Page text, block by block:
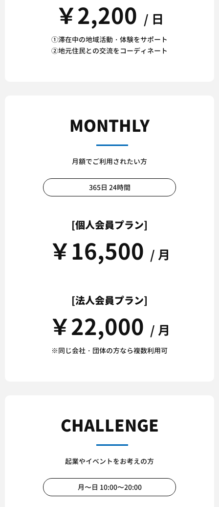
￥2,200 / 日
①滞在中の地域活動・体験をサポート
②地元住民との交流をコーディネート
MONTHLY
月額でご利用されたい方
365日 24時間
[個人会員プラン]
￥16,500 / 月
[法人会員プラン]
￥22,000 / 月
※同じ会社・団体の方なら複数利用可
CHALLENGE
起業やイベントをお考えの方
月〜日 10:00〜20:00